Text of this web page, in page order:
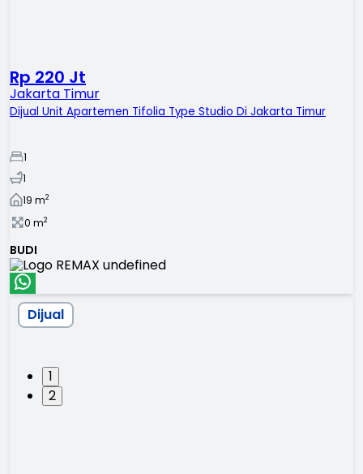
Rp 220 Jt
Jakarta Timur
Dijual Unit Apartemen Tifolia Type Studio Di Jakarta Timur
1
1
19 m2
0 m2
BUDI
1
2
Dijual